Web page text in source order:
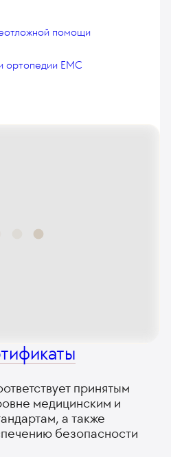
помощи
ортопедии EMC
принятым
медицинским и
а также
безопасности